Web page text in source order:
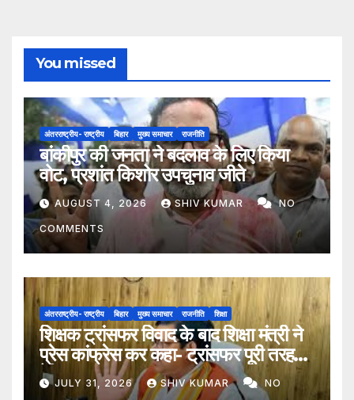
You missed
अंतरराष्ट्रीय- राष्ट्रीय बिहार मुख्य समाचार राजनीति
बांकीपुर की जनता ने बदलाव के लिए किया
वोट, प्रशांत किशोर उपचुनाव जीते
AUGUST 4, 2026 SHIV KUMAR NO
COMMENTS
अंतरराष्ट्रीय- राष्ट्रीय बिहार मुख्य समाचार राजनीति शिक्षा
शिक्षक ट्रांसफर विवाद के बाद शिक्षा मंत्री ने
प्रेस कांफ्रेस कर कहा- ट्रांसफर पूरी तरह
ऐच्छिक
JULY 31, 2026 SHIV KUMAR NO